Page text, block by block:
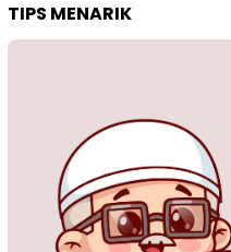
TIPS MENARIK